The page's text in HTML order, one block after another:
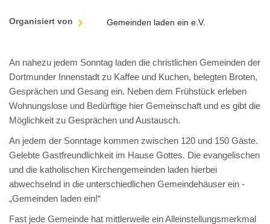
Organisiert von Gemeinden laden ein e.V.
An nahezu jedem Sonntag laden die christlichen Gemeinden der
Dortmunder Innenstadt zu Kaffee und Kuchen, belegten Broten,
Gesprächen und Gesang ein. Neben dem Frühstück erleben
Wohnungslose und Bedürftige hier Gemeinschaft und es gibt die
Möglichkeit zu Gesprächen und Austausch.
An jedem der Sonntage kommen zwischen 120 und 150 Gäste.
Gelebte Gastfreundlichkeit im Hause Gottes. Die evangelischen
und die katholischen Kirchengemeinden laden hierbei
abwechselnd in die unterschiedlichen Gemeindehäuser ein -
„Gemeinden laden ein!“
Fast jede Gemeinde hat mittlerweile ein Alleinstellungsmerkmal